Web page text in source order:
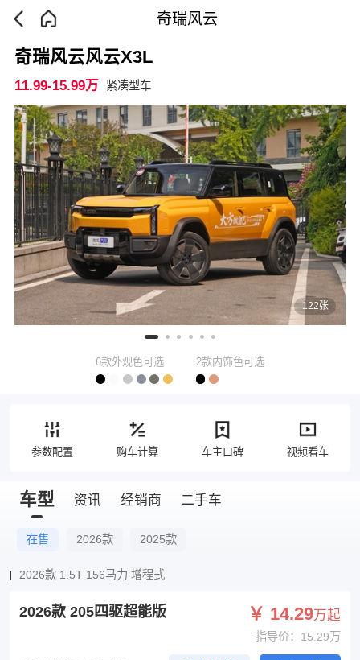
奇瑞风云
122张
奇瑞风云风云X3L
11.99-15.99万 紧凑型车
6款外观色可选 2款内饰色可选
参数配置 购车计算 车主口碑 视频看车
车型 资讯 经销商 二手车
在售 2026款 2025款
2026款 1.5T 156马力 增程式
2026款 205四驱超能版 ￥ 14.29万起
指导价：15.29万